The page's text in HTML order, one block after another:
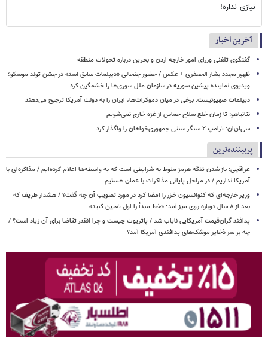
نیازی نداره!
آخرین اخبار
گفتگوی تلفنی وزرای امور خارجه اردن و بحرین درباره تحولات منطقه
ظهور مجدد بشار الجعفری + عکس / حضور جنجالی «دیپلمات سابق اسد» در جشن تولد موسکو؛
ویدیوی نماینده پیشین سوریه در سازمان ملل سوری‌ها را خشمگین کرد
دیپلمات صهیونیست: برخی در میان دموکرات‌ها، ایران را به دولت آمریکا ترجیح می‌دهند
نتانیاهو: تا زمان خلع سلاح حماس از غزه خارج نمی‌شویم
سی‌ان‌ان: ترامپ ۲ سنگر سنتی جمهوری‌خواهان را واگذار کرد
پربیننده‌ترین
عراقچی: باز شدن تنگه هرمز منوط به شرایطی است که به واسطه‌ها اعلام کرده‌ایم / مذاکره‌ای با
آمریکا نداریم / در مراحل پایانی مذاکرات با عمان هستیم
وزیر خارجه‌ای که کنوانسیون خزر را امضا کرد در مورد تصویب آن چه گفت؟ / هشدار ظریف که
بعد از ۸ سال دوباره روی میز آمد؛ «خط مبدأ را اول تعیین کنید»
پدافند گران‌قیمت آمریکایی نایاب شد / پاتریوت چیست و چرا انقدر تقاضا برای آن زیاد است؟ /
چه بر سر ذخایر موشک‌های پدافندی آمریکا آمد؟